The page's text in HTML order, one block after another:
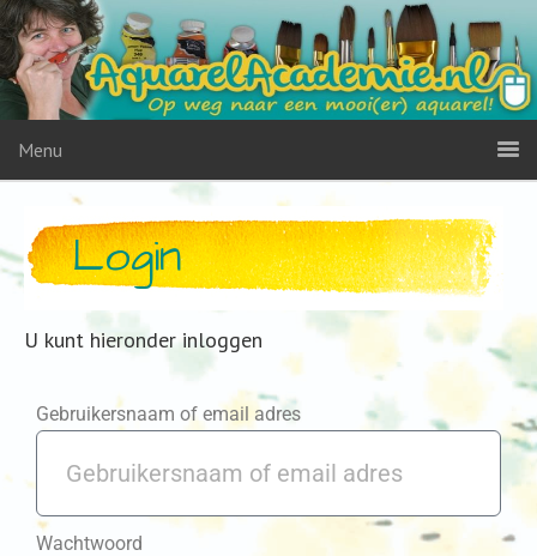
Menu
Login
U kunt hieronder inloggen
Gebruikersnaam of email adres
Wachtwoord